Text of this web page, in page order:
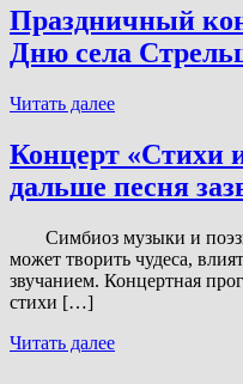
Дню
села
Лысые
Праздничный
Дню села
Праздничный
посвящённый
Дню
села
Читать далее
Концерт «Стихи
дальше песня
Симбиоз музыки и
может творить чудеса,
звучанием. Концертная
стихи […]
Концерт
Читать далее